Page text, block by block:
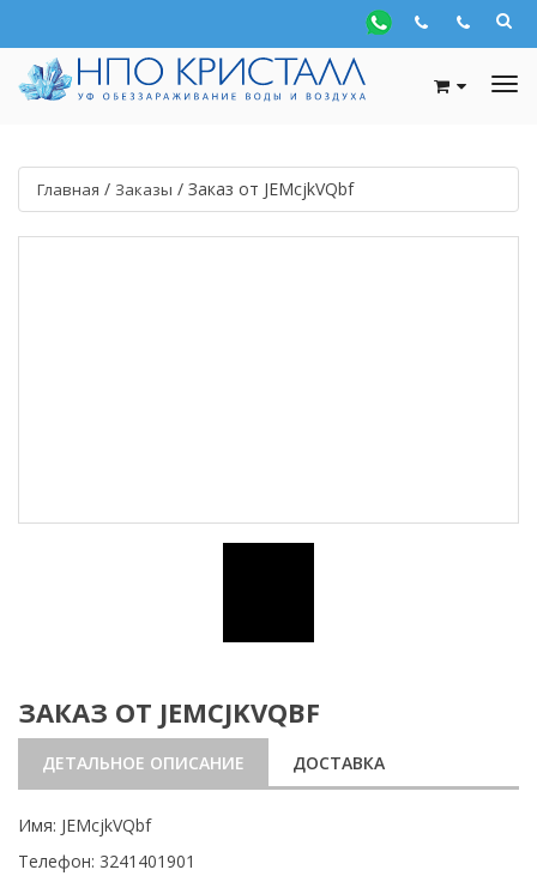
Главная / Заказы / Заказ от JEMcjkVQbf
ЗАКАЗ ОТ JEMCJKVQBF
ДЕТАЛЬНОЕ ОПИСАНИЕ ДОСТАВКА
Имя: JEMcjkVQbf
Телефон: 3241401901